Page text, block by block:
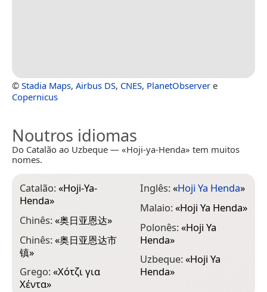
© Stadia Maps, Airbus DS, CNES, PlanetObserver e
Copernicus
Noutros idiomas
Do Catalão ao Uzbeque — «Hoji-ya-Henda» tem muitos
nomes.
Catalão:«Hoji-Ya-
Henda»
Chinês:«奥日亚恩达»
Chinês:«奥日亚恩达市
镇»
Grego:«Χότζι για
Χέντα»
Inglês:«Hoji Ya Henda»
Malaio:«Hoji Ya Henda»
Polonês:«Hoji Ya
Henda»
Uzbeque:«Hoji Ya
Henda»